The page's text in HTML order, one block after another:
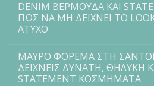
DENIM ΒΕΡΜΟΥΔΑ ΚΑΙ
ΠΩΣ ΝΑ ΜΗ ΔΕΙΧΝΕΙ ΤΟ
ΑΤΥΧΟ
ΜΑΥΡΟ ΦΟΡΕΜΑ ΣΤΗ
ΔΕΙΧΝΕΙΣ ΔΥΝΑΤΗ, ΘΗΛΥΚΗ
STATEMENT ΚΟΣΜΗΜΑΤΑ